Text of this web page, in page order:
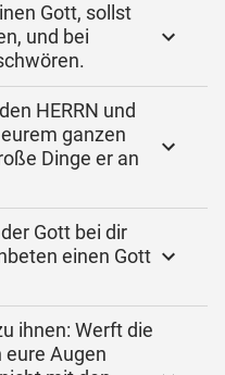
Gott, sollst
und bei
HERRN und
ganzen
Dinge er an
Gott bei dir
einen Gott
ihnen: Werft die
eure Augen